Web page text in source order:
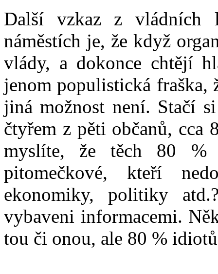
Další vzkaz z vládních
náměstích je, že když
vlády, a dokonce chtějí
jenom populistická fraška,
jiná možnost není. Stačí
čtyřem z pěti občanů, cca
myslíte, že těch 80 %
pitomečkové, kteří
ekonomiky, politiky
vybaveni informacemi.
tou či onou, ale 80 %